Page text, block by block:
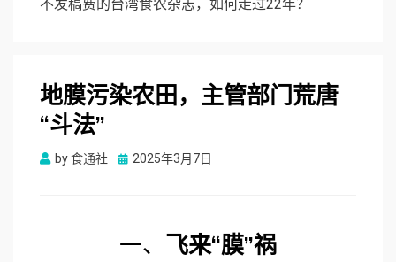
不发稿费的台湾食农杂志，如何走过22年？
地膜污染农田，主管部门荒唐
“斗法”
by食通社
Posted
2025年3月7日
一、 飞来“膜”祸